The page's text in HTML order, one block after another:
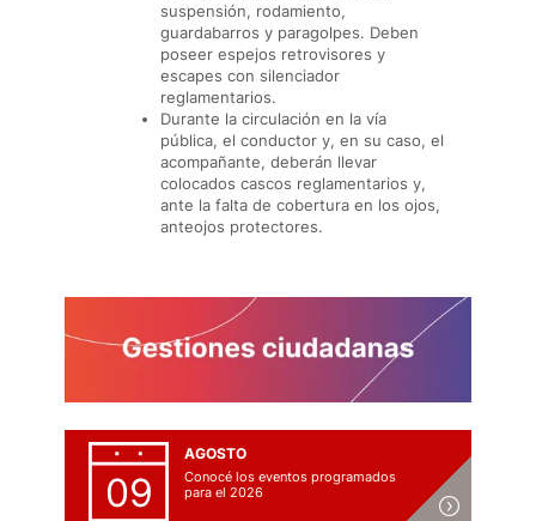
suspensión, rodamiento,
guardabarros y paragolpes. Deben
poseer espejos retrovisores y
escapes con silenciador
reglamentarios.
Durante la circulación en la vía
pública, el conductor y, en su caso, el
acompañante, deberán llevar
colocados cascos reglamentarios y,
ante la falta de cobertura en los ojos,
anteojos protectores.
09
AGOSTO
Conocé los eventos programados
para el 2026